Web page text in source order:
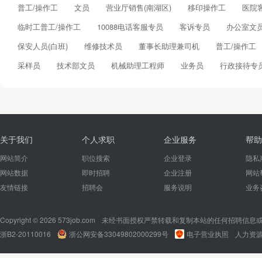
普工/操作工 文员 营业厅销售(南湖区) 移印操作工
医院
临时工普工/操作工
10088电话客服专员 客诉专员
办公室文
保安人员(白班)
维修技术员 董事长助理兼司机
普工/操作工
采样员
技术部文员 机械助理工程师 业务员 行政接待专
关于我们
网站简介
网站数据
友情链接
个人求职
职位搜索
即时招聘
招聘会
企业服务
企业登录
企业注册
服务说明
帮
隐私
网站
业务
Copyright © 2026 573job.com
未经书面授权严禁转载和复制本站的任何招聘信息
浙B2-20110016
浙公网安备33049802000299号 电子营业执照 人力资